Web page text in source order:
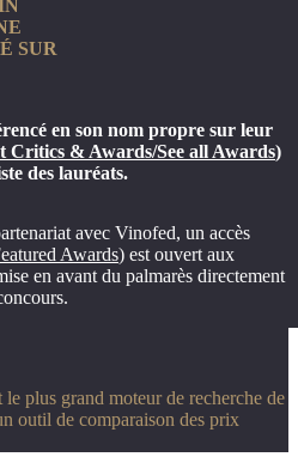
SUR
en son nom propre sur leur
Critics & Awards/See all Awards)
des lauréats.
avec Vinofed, un accès
Awards) est ouvert aux
en avant du palmarès directement
plus grand moteur de recherche de
outil de comparaison des prix